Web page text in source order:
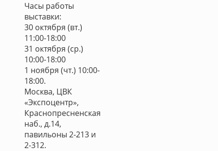
Часы работы
выставки:
30 октября (вт.)
11:00-18:00
31 октября (ср.)
10:00-18:00
1 ноября (чт.) 10:00-
18:00.
Москва, ЦВК
«Экспоцентр»,
Краснопресненская
наб., д.14,
павильоны 2-213 и
2-312.